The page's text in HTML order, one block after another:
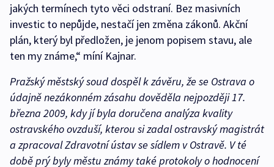
jakých termínech tyto věci odstraní. Bez masivních
investic to nepůjde, nestačí jen změna zákonů. Akční
plán, který byl předložen, je jenom popisem stavu, ale
ten my známe,“ míní Kajnar.
Pražský městský soud dospěl k závěru, že se Ostrava o
údajně nezákonném zásahu dověděla nejpozději 17.
března 2009, kdy jí byla doručena analýza kvality
ostravského ovzduší, kterou si zadal ostravský magistrát
a zpracoval Zdravotní ústav se sídlem v Ostravě. V té
době prý byly městu známy také protokoly o hodnocení